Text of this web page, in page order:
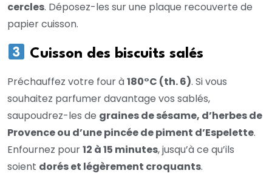
cercles. Déposez-les sur une plaque recouverte de
papier cuisson.
Cuisson des biscuits salés
Préchauffez votre four à180°C (th. 6). Si vous
souhaitez parfumer davantage vos sablés,
saupoudrez-les de graines de sésame, d’herbes de
Provence ou d’une pincée de piment d’Espelette.
Enfournez pour12 à 15 minutes, jusqu’à ce qu’ils
soient dorés et légèrement croquants.